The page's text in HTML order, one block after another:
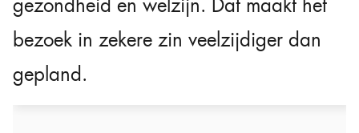
gezondheid en welzijn. Dat maakt het
bezoek in zekere zin veelzijdiger dan
gepland.